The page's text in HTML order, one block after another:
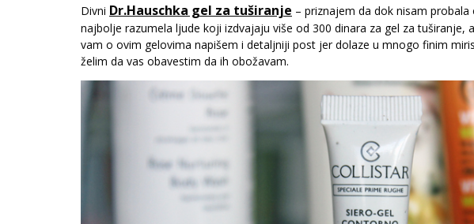
Divni Dr.Hauschka gel za tuširanje – priznajem da dok nisam
najbolje razumela ljude koji izdvajaju više od 300 dinara za gel za tuširanje,
vam o ovim gelovima napišem i detaljniji post jer dolaze u mnogo finim
želim da vas obavestim da ih obožavam.